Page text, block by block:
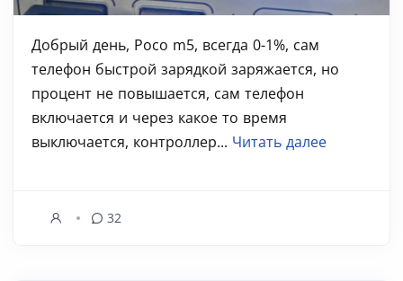
Добрый день, Poco m5, всегда 0-1%, сам
телефон быстрой зарядкой заряжается, но
процент не повышается, сам телефон
включается и через какое то время
выключается, контроллер... Читать далее
32